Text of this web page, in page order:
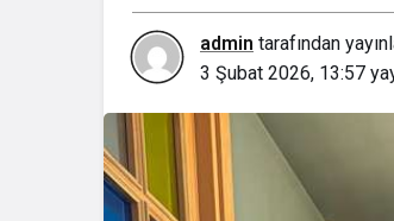
admin tarafından
3 Şubat 2026, 13:57